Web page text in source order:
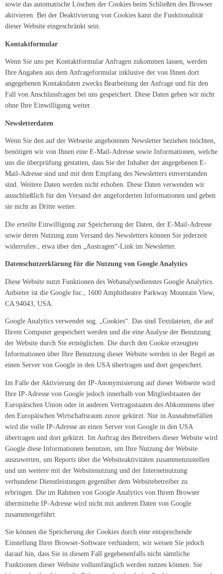
sowie das automatische Löschen der Cookies beim Schließen des Browser
aktivieren. Bei der Deaktivierung von Cookies kann die Funktionalität
dieser Website eingeschränkt sein.
Kontaktformular
Wenn Sie uns per Kontaktformular Anfragen zukommen lassen, werden
Ihre Angaben aus dem Anfrageformular inklusive der von Ihnen dort
angegebenen Kontaktdaten zwecks Bearbeitung der Anfrage und für den
Fall von Anschlussfragen bei uns gespeichert. Diese Daten geben wir nicht
ohne Ihre Einwilligung weiter.
Newsletterdaten
Wenn Sie den auf der Webseite angebotenen Newsletter beziehen möchten,
benötigen wir von Ihnen eine E-Mail-Adresse sowie Informationen, welche
uns die überprüfung gestatten, dass Sie der Inhaber der angegebenen E-
Mail-Adresse sind und mit dem Empfang des Newsletters einverstanden
sind. Weitere Daten werden nicht erhoben. Diese Daten verwenden wir
ausschließlich für den Versand der angeforderten Informationen und geben
sie nicht an Dritte weiter.
Die erteilte Einwilligung zur Speicherung der Daten, der E-Mail-Adresse
sowie deren Nutzung zum Versand des Newsletters können Sie jederzeit
widerrufen , etwa über den „Austragen“-Link im Newsletter.
Datenschutzerklärung für die Nutzung von Google Analytics
Diese Website nutzt Funktionen des Webanalysedienstes Google Analytics.
Anbieter ist die Google Inc., 1600 Amphitheatre Parkway Mountain View,
CA 94043, USA.
Google Analytics verwendet sog. „Cookies“. Das sind Textdateien, die auf
Ihrem Computer gespeichert werden und die eine Analyse der Benutzung
der Website durch Sie ermöglichen. Die durch den Cookie erzeugten
Informationen über Ihre Benutzung dieser Website werden in der Regel an
einen Server von Google in den USA übertragen und dort gespeichert.
Im Falle der Aktivierung der IP-Anonymisierung auf dieser Webseite wird
Ihre IP-Adresse von Google jedoch innerhalb von Mitgliedstaaten der
Europäischen Union oder in anderen Vertragsstaaten des Abkommens über
den Europäischen Wirtschaftsraum zuvor gekürzt. Nur in Ausnahmefällen
wird die volle IP-Adresse an einen Server von Google in den USA
übertragen und dort gekürzt. Im Auftrag des Betreibers dieser Website wird
Google diese Informationen benutzen, um Ihre Nutzung der Website
auszuwerten, um Reports über die Websiteaktivitäten zusammenzustellen
und um weitere mit der Websitenutzung und der Internetnutzung
verbundene Dienstleistungen gegenüber dem Websitebetreiber zu
erbringen. Die im Rahmen von Google Analytics von Ihrem Browser
übermittelte IP-Adresse wird nicht mit anderen Daten von Google
zusammengeführt.
Sie können die Speicherung der Cookies durch eine entsprechende
Einstellung Ihrer Browser-Software verhindern; wir weisen Sie jedoch
darauf hin, dass Sie in diesem Fall gegebenenfalls nicht sämtliche
Funktionen dieser Website vollumfänglich werden nutzen können. Sie